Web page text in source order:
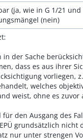
(ja, wie in G 1/21 und
(nein)
der Sache
dass es aus ihrer
vorliegen,
welches
weist, ohne es zuvor
den Ausgang des
grundsätzlich nicht
nur unter strengen